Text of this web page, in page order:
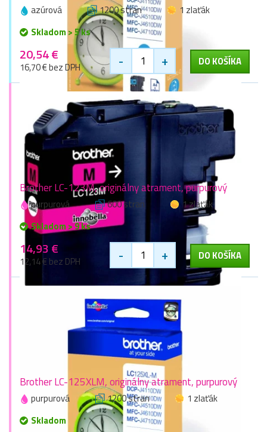
azúrová 1200 stran
1 zlaťák
Skladom > 5 ks
20,54 €
16,70 € bez DPH - + DO KOŠÍKA
Brother LC-123M, originálny atrament, purpurový
purpurová 600 stran
1 zlaťák
Skladom > 9 ks
14,93 €
12,14 € bez DPH - + DO KOŠÍKA
Brother LC-125XLM, originálny atrament, purpurový
purpurová 1200 stran
1 zlaťák
Skladom